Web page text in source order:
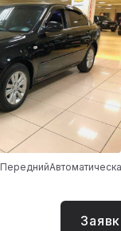
Передний